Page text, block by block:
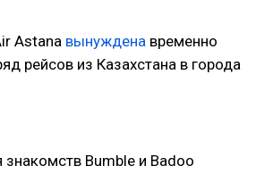
Astana вынуждена временно
рейсов из Казахстана в города
Bumble и Badoo